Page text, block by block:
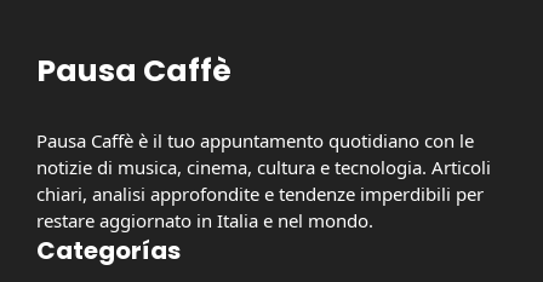
Pausa Caffè
Pausa Caffè è il tuo appuntamento quotidiano con le
notizie di musica, cinema, cultura e tecnologia. Articoli
chiari, analisi approfondite e tendenze imperdibili per
restare aggiornato in Italia e nel mondo.
Categorías